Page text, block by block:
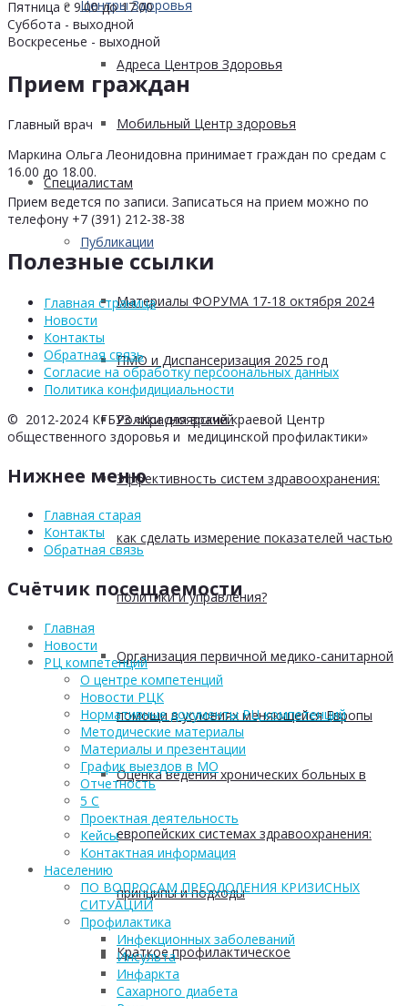
Центры Здоровья
Адреса Центров Здоровья
Мобильный Центр здоровья
Cпециалистам
Публикации
Материалы ФОРУМА 17-18 октября 2024
ПМО и Диспансеризация 2025 год
Ролики для врачей
Эффективность систем здравоохранения:
как сделать измерение показателей частью
политики и управления?
Организация первичной медико-санитарной
помощи в условиях меняющейся Европы
Оценка ведения хронических больных в
европейских системах здравоохранения:
принципы и подходы
Краткое профилактическое
Пятница с 9.00 до 17.00
Суббота - выходной
Воскресенье - выходной
Прием граждан
Главный врач
Маркина Ольга Леонидовна принимает граждан по средам с
16.00 до 18.00.
Прием ведется по записи. Записаться на прием можно по
телефону +7 (391) 212-38-38
Полезные ссылки
Главная страница
Новости
Контакты
Обратная связь
Согласие на обработку персоональных данных
Политика конфидициальности
© 2012-2024 КГБУЗ «Красноярский краевой Центр
общественного здоровья и медицинской профилактики»
Нижнее меню
Главная старая
Контакты
Обратная связь
Счётчик посещаемости
Главная
Новости
РЦ компетенций
О центре компетенций
Новости РЦК
Нормативные документы РЦ компетенций
Методические материалы
Материалы и презентации
График выездов в МО
Отчетность
5 С
Проектная деятельность
Кейсы
Контактная информация
Населению
ПО ВОПРОСАМ ПРЕОДОЛЕНИЯ КРИЗИСНЫХ
СИТУАЦИЙ
Профилактика
Инфекционных заболеваний
Инсульта
Инфаркта
Сахарного диабета